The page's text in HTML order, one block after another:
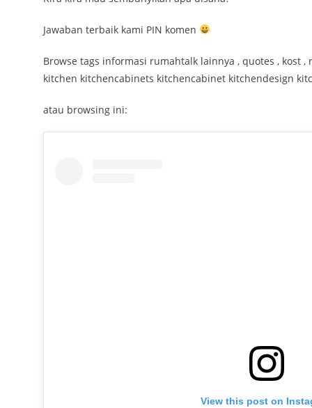
Jawaban terbaik kami PIN komen
Browse tags informasi rumahtalk lainnya , quotes , kost
kitchen kitchencabinets kitchencabinet kitchendesign
atau browsing ini:
View this post on